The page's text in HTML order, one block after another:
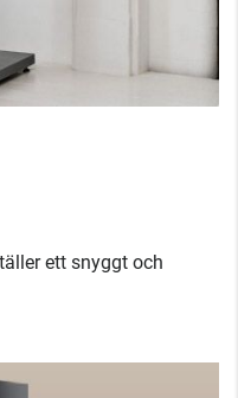
ett snyggt och